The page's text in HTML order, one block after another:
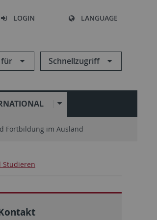
LOGIN LANGUAGE
für Schnellzugriff
Fortbildung im Ausland
Studieren